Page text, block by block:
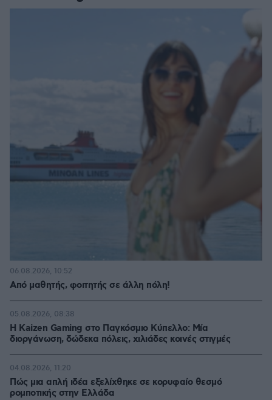
Από μαθητής, φοιτητής σε άλλη πόλη!
06.08.2026, 10:52
H Kaizen Gaming στο Παγκόσμιο Kύπελλο: Μία
διοργάνωση, δώδεκα πόλεις, χιλιάδες κοινές στιγμές
05.08.2026, 08:38
Πώς μια απλή ιδέα εξελίχθηκε σε κορυφαίο θεσμό
ρομποτικής στην Ελλάδα
04.08.2026, 11:20